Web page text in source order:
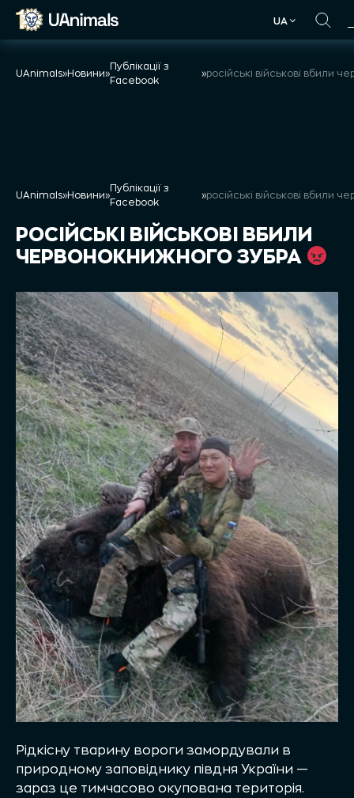
Skip
UA
UAnimals»Новини»
Публікації з
Facebook
»
UAnimals»Новини»
Публікації з
Facebook
»
РОСІЙСЬКІ ВІЙСЬКОВІ ВБИЛИ
ЧЕРВОНОКНИЖНОГО ЗУБРА
Рідкісну тварину вороги замордували в
природному заповіднику півдня України —
зараз це тимчасово окупована територія.